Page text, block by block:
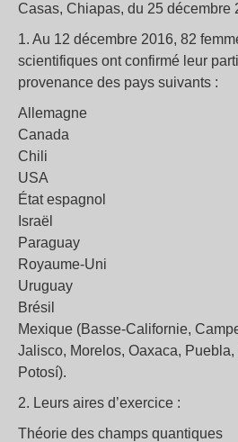
Casas, Chiapas, du 25 décembre
1. Au 12 décembre 2016, 82
scientifiques ont confirmé leur
provenance des pays suivants :
Allemagne
Canada
Chili
USA
État espagnol
Israël
Paraguay
Royaume-Uni
Uruguay
Brésil
Mexique (Basse-Californie,
Jalisco, Morelos, Oaxaca,
Potosí).
2. Leurs aires d’exercice :
Théorie des champs quantiques